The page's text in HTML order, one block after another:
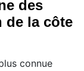
des
de la côte
connue